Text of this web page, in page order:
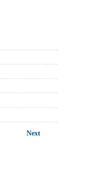
Next